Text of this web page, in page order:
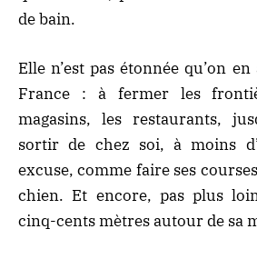
de bain.
Elle n’est pas étonnée qu’on
France : à fermer les
magasins, les restaurants,
sortir de chez soi, à moins
excuse, comme faire ses
chien. Et encore, pas plus
cinq-cents mètres autour de sa